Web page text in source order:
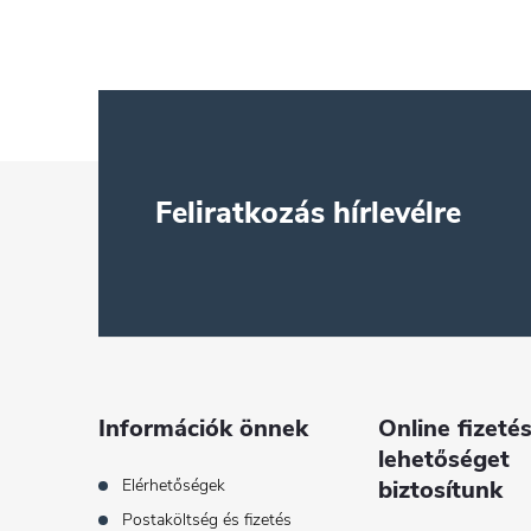
t
n
í
t
á
Feliratkozás hírlevélre
Információk önnek
Elérhetőségek
Postaköltség és fizetés
Online
lehetőséget
biztosítunk